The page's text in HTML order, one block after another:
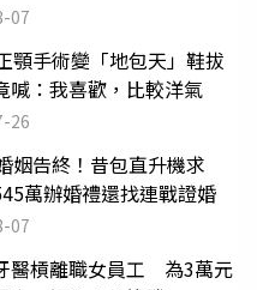
07
顎手術變「地包天」鞋拔
：我喜歡，比較洋氣
26
姻告終！昔包直升機求
萬辦婚禮還找連戰證婚
07
醫槓離職女員工 為3萬元